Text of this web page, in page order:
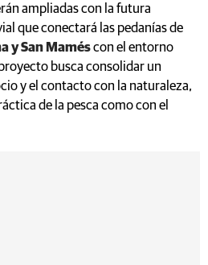
ampliadas con la futura
que conectará las pedanías de
y San Maméscon el entorno
busca consolidar un
y el contacto con la naturaleza,
de la pesca como con el